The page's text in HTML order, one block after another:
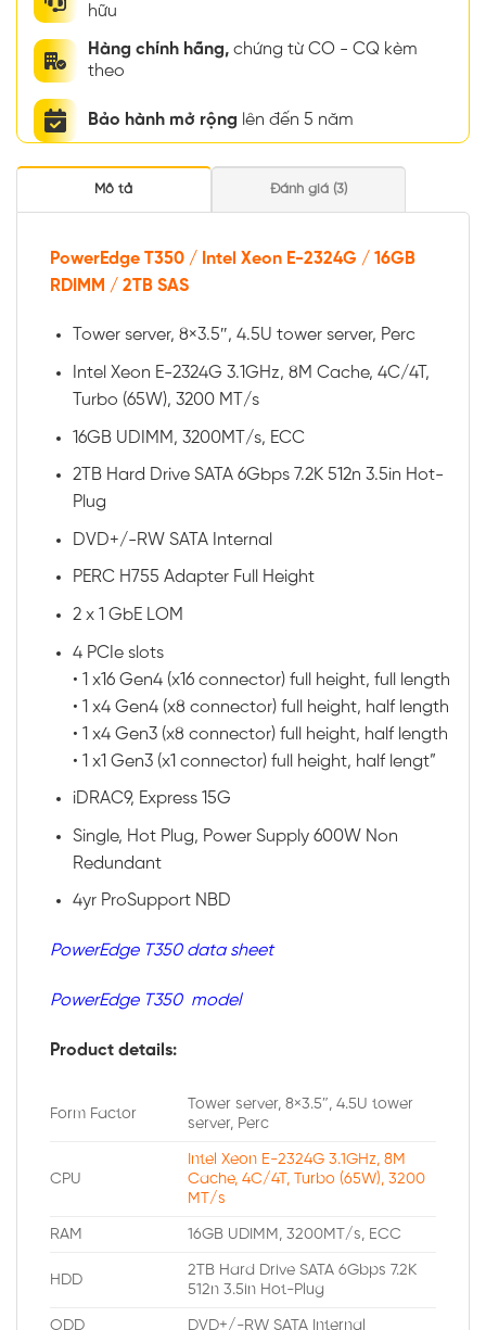
hữu
Hàng chính hãng, chứng từ CO - CQ kèm
theo
Bảo hành mở rộng lên đến 5 năm
Mô tả Đánh giá (3)
PowerEdge T350 / Intel Xeon E-2324G / 16GB
RDIMM / 2TB SAS
Tower server, 8×3.5″, 4.5U tower server, Perc
Intel Xeon E-2324G 3.1GHz, 8M Cache, 4C/4T,
Turbo (65W), 3200 MT/s
16GB UDIMM, 3200MT/s, ECC
2TB Hard Drive SATA 6Gbps 7.2K 512n 3.5in Hot-
Plug
DVD+/-RW SATA Internal
PERC H755 Adapter Full Height
2 x 1 GbE LOM
4 PCIe slots
• 1 x16 Gen4 (x16 connector) full height, full length
• 1 x4 Gen4 (x8 connector) full height, half length
• 1 x4 Gen3 (x8 connector) full height, half length
• 1 x1 Gen3 (x1 connector) full height, half lengt”
iDRAC9, Express 15G
Single, Hot Plug, Power Supply 600W Non
Redundant
4yr ProSupport NBD
PowerEdge T350 data sheet
PowerEdge T350 model
Product details:
Form Factor
Tower server, 8×3.5″, 4.5U tower
server, Perc
CPU
Intel Xeon E-2324G 3.1GHz, 8M
Cache, 4C/4T, Turbo (65W), 3200
MT/s
RAM 16GB UDIMM, 3200MT/s, ECC
HDD
2TB Hard Drive SATA 6Gbps 7.2K
512n 3.5in Hot-Plug
ODD DVD+/-RW SATA Internal